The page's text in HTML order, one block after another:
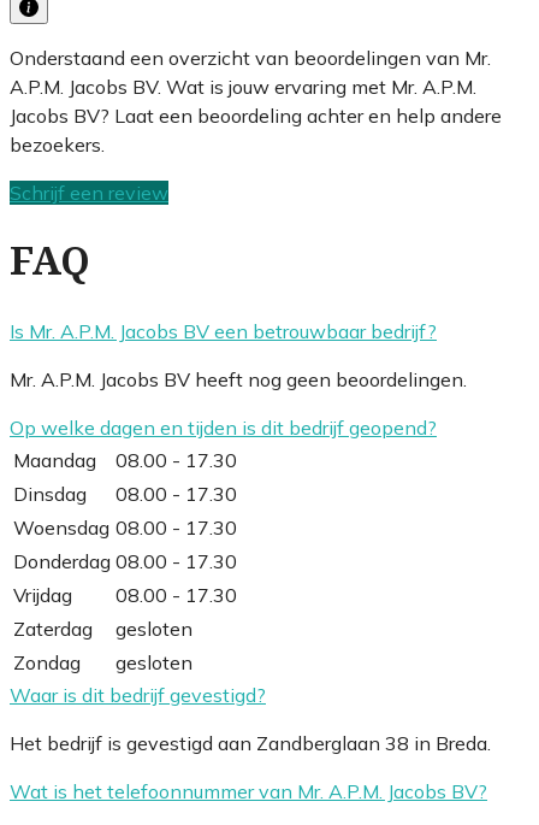
Onderstaand een overzicht van beoordelingen van Mr.
A.P.M. Jacobs BV. Wat is jouw ervaring met Mr. A.P.M.
Jacobs BV? Laat een beoordeling achter en help andere
bezoekers.
Schrijf een review
FAQ
Is Mr. A.P.M. Jacobs BV een betrouwbaar bedrijf?
Mr. A.P.M. Jacobs BV heeft nog geen beoordelingen.
Op welke dagen en tijden is dit bedrijf geopend?
Maandag
08.00 - 17.30
Dinsdag
08.00 - 17.30
Woensdag 08.00 - 17.30
Donderdag 08.00 - 17.30
Vrijdag
08.00 - 17.30
Zaterdag
gesloten
Zondag
gesloten
Waar is dit bedrijf gevestigd?
Het bedrijf is gevestigd aan Zandberglaan 38 in Breda.
Wat is het telefoonnummer van Mr. A.P.M. Jacobs BV?